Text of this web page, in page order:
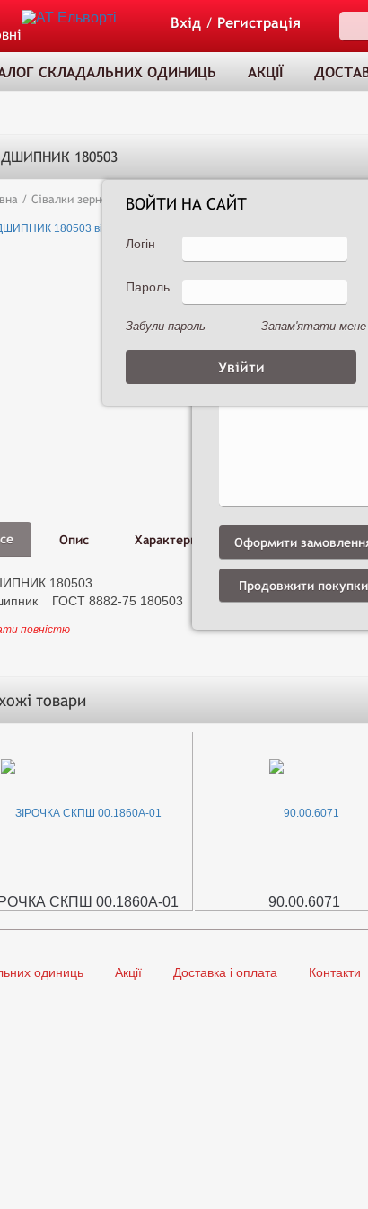
Вхід/ Регистрація
СКЛАДАЛЬНИХ ОДИНИЦЬ АКЦІЇ
180503
/ Сівалки зернові /Сеялка зернотуковая рядовая Астра 3,6А
Опис Характеристики
Фото,
Відео
і
180503
ГОСТ 8882-75 180503
повністю
товари
СКПШ 00.1860А-01 90.00.6071
одиниць Акції Доставка і оплата Контакти
Оформити
Продовжити покупки
ВОЙТИ НА САЙТ
Логін
Пароль
Забули пароль Запам'ятати мене